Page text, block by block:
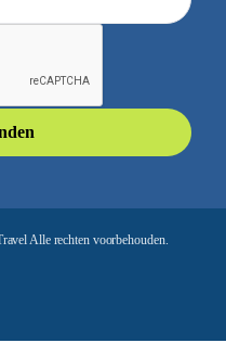
Alle rechten voorbehouden.